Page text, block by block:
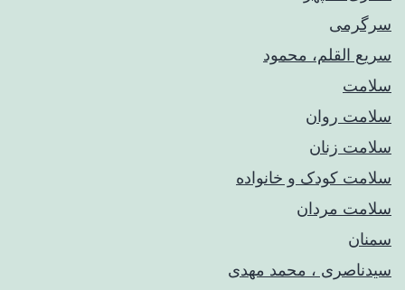
سرگرمی
سریع القلم، محمود
سلامت
سلامت روان
سلامت زنان
سلامت کودک‌ و خانواده
سلامت مردان
سمنان
سیدناصری ، محمد مهدی